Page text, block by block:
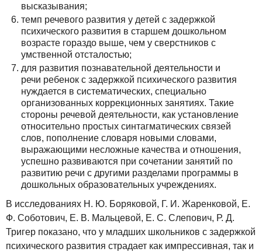
высказывания;
темп речевого развития у детей с задержкой
психического развития в старшем дошкольном
возрасте гораздо выше, чем у сверстников с
умственной отсталостью;
для развития познавательной деятельности и
речи ребенок с задержкой психического развития
нуждается в систематических, специально
организованных коррекционных занятиях. Такие
стороны речевой деятельности, как установление
относительно простых синтагматических связей
слов, пополнение словаря новыми словами,
выражающими несложные качества и отношения,
успешно развиваются при сочетании занятий по
развитию речи с другими разделами программы в
дошкольных образовательных учреждениях.
В исследованиях Н. Ю. Боряковой, Г. И. Жаренковой, Е.
Ф. Соботович, Е. В. Мальцевой, Е. С. Слепович, Р. Д.
Тригер показано, что у младших школьников с задержкой
психического развития страдает как импрессивная, так и